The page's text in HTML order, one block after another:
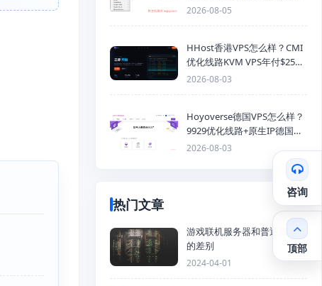
Mysql数据库为SQL格式备份
2026-08-05
HHost香港VPS怎么样？CMI
优化线路KVM VPS年付$25
起，4GB内存优惠套餐
2026-08-03
Hoyoverse德国VPS怎么样？
9929优化线路+原生IP德国
KVM VPS推荐
2026-08-03
热门文章
游戏联机服务器和普通服务器
的差别
2024-04-01
咨询
顶部